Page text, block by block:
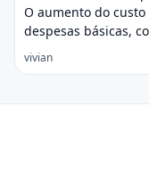
O aumento do
despesas básicas,
vivian